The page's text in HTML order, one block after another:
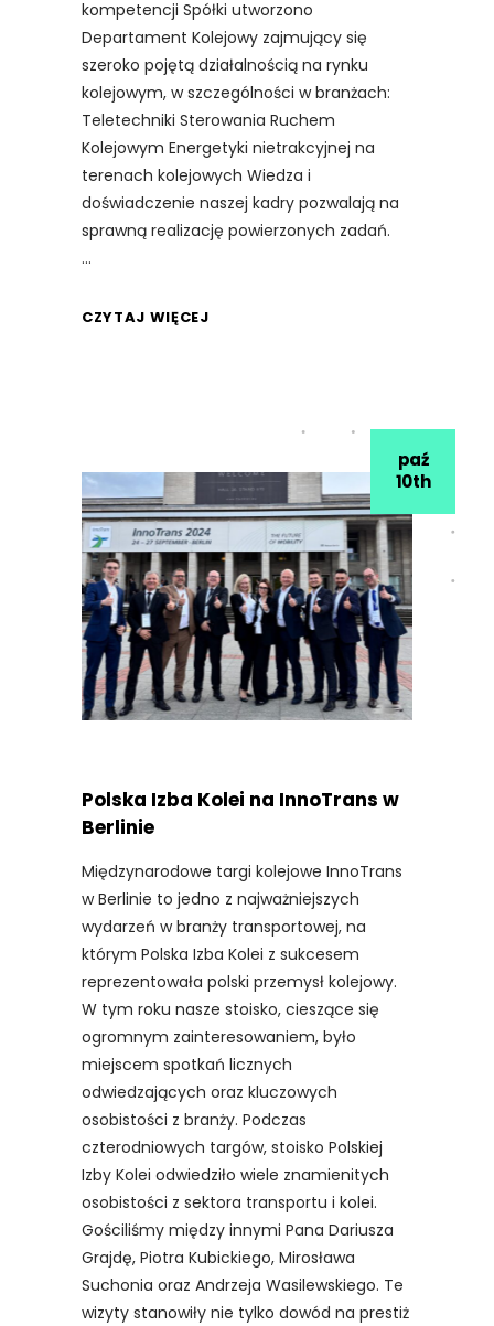
kompetencji Spółki utworzono
Departament Kolejowy zajmujący się
szeroko pojętą działalnością na rynku
kolejowym, w szczególności w branżach:
Teletechniki Sterowania Ruchem
Kolejowym Energetyki nietrakcyjnej na
terenach kolejowych Wiedza i
doświadczenie naszej kadry pozwalają na
sprawną realizację powierzonych zadań.
CZYTAJ WIĘCEJ
paź
10th
Polska Izba Kolei na InnoTrans w
Berlinie
Międzynarodowe targi kolejowe InnoTrans
w Berlinie to jedno z najważniejszych
wydarzeń w branży transportowej, na
którym Polska Izba Kolei z sukcesem
reprezentowała polski przemysł kolejowy.
W tym roku nasze stoisko, cieszące się
ogromnym zainteresowaniem, było
miejscem spotkań licznych
odwiedzających oraz kluczowych
osobistości z branży. Podczas
czterodniowych targów, stoisko Polskiej
Izby Kolei odwiedziło wiele znamienitych
osobistości z sektora transportu i kolei.
Gościliśmy między innymi Pana Dariusza
Grajdę, Piotra Kubickiego, Mirosława
Suchonia oraz Andrzeja Wasilewskiego. Te
wizyty stanowiły nie tylko dowód na prestiż